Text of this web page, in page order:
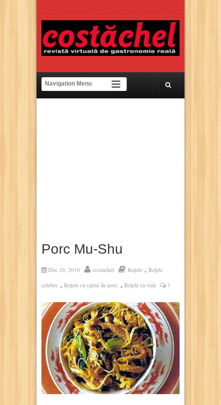
Porc Mu-Shu
Dec 16, 2010 costachel Rețete , Rețete
celebre , Rețete cu carne de porc , Rețete cu ouă 3